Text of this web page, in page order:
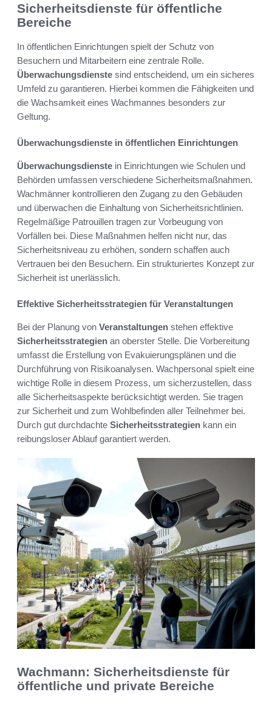
Sicherheitsdienste für öffentliche
Bereiche
In öffentlichen Einrichtungen spielt der Schutz von
Besuchern und Mitarbeitern eine zentrale Rolle.
Überwachungsdienste sind entscheidend, um ein sicheres
Umfeld zu garantieren. Hierbei kommen die Fähigkeiten und
die Wachsamkeit eines Wachmannes besonders zur
Geltung.
Überwachungsdienste in öffentlichen Einrichtungen
Überwachungsdienste in Einrichtungen wie Schulen und
Behörden umfassen verschiedene Sicherheitsmaßnahmen.
Wachmänner kontrollieren den Zugang zu den Gebäuden
und überwachen die Einhaltung von Sicherheitsrichtlinien.
Regelmäßige Patrouillen tragen zur Vorbeugung von
Vorfällen bei. Diese Maßnahmen helfen nicht nur, das
Sicherheitsniveau zu erhöhen, sondern schaffen auch
Vertrauen bei den Besuchern. Ein strukturiertes Konzept zur
Sicherheit ist unerlässlich.
Effektive Sicherheitsstrategien für Veranstaltungen
Bei der Planung von Veranstaltungen stehen effektive
Sicherheitsstrategien an oberster Stelle. Die Vorbereitung
umfasst die Erstellung von Evakuierungsplänen und die
Durchführung von Risikoanalysen. Wachpersonal spielt eine
wichtige Rolle in diesem Prozess, um sicherzustellen, dass
alle Sicherheitsaspekte berücksichtigt werden. Sie tragen
zur Sicherheit und zum Wohlbefinden aller Teilnehmer bei.
Durch gut durchdachte Sicherheitsstrategien kann ein
reibungsloser Ablauf garantiert werden.
Wachmann: Sicherheitsdienste für
öffentliche und private Bereiche